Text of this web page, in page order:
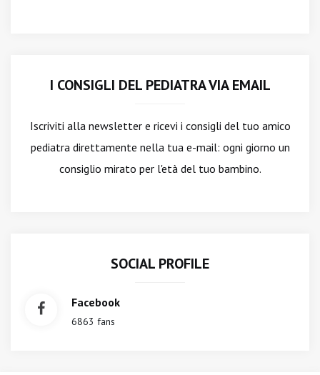
I CONSIGLI DEL PEDIATRA VIA EMAIL
Iscriviti alla newslettere ricevi i consigli del tuo amico
pediatra direttamente nella tua e-mail: ogni giorno un
consiglio mirato per l'età del tuo bambino.
SOCIAL PROFILE
Facebook
6863 fans